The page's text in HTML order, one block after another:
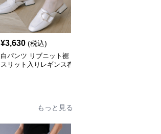
¥3,630 (税込)
白パンツ リブニット裾
スリット入りレギンス春
もっと見る